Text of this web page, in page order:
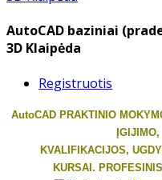
AutoCAD baziniai
3D Klaipėda
Registruotis
AutoCAD PRAKTINIO
ĮGIJIMO,
KVALIFIKACIJOS,
KURSAI.